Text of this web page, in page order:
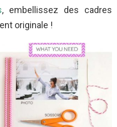
, embellissez des cadres
originale !